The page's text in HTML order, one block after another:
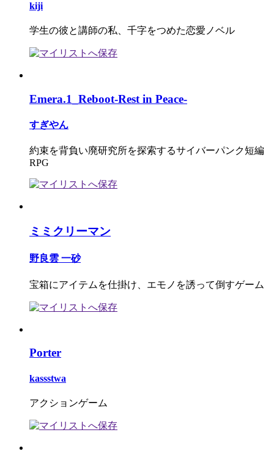
kiji
学生の彼と講師の私、千字をつめた恋愛ノベル
Emera.1_Reboot-Rest in Peace-
すぎやん
約束を背負い廃研究所を探索するサイバーパンク短編
RPG
ミミクリーマン
野良雲 一砂
宝箱にアイテムを仕掛け、エモノを誘って倒すゲーム
Porter
kassstwa
アクションゲーム